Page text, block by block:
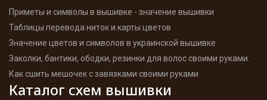
Приметы и символы в вышивке - значение вышивки
Таблицы перевода ниток и карты цветов
Значение цветов и символов в украинской вышивке
Заколки, бантики, ободки, резинки для волос своими руками.
Как сшить мешочек с завязками своими руками
Каталог схем вышивки